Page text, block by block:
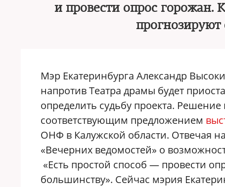
и провести опрос горожан.
Мэр Екатеринбурга Александр
напротив Театра драмы будет
определить судьбу проекта.
соответствующим предложением
ОНФ в Калужской области. Отвечая
«Вечерних ведомостей» о
«Есть простой способ — провести
большинству». Сейчас мэрия